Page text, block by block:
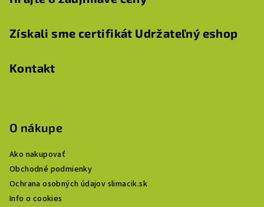
Získali sme certifikát Udržateľný eshop
Kontakt
O nákupe
Ako nakupovať
Obchodné podmienky
Ochrana osobných údajov slimacik.sk
Info o cookies